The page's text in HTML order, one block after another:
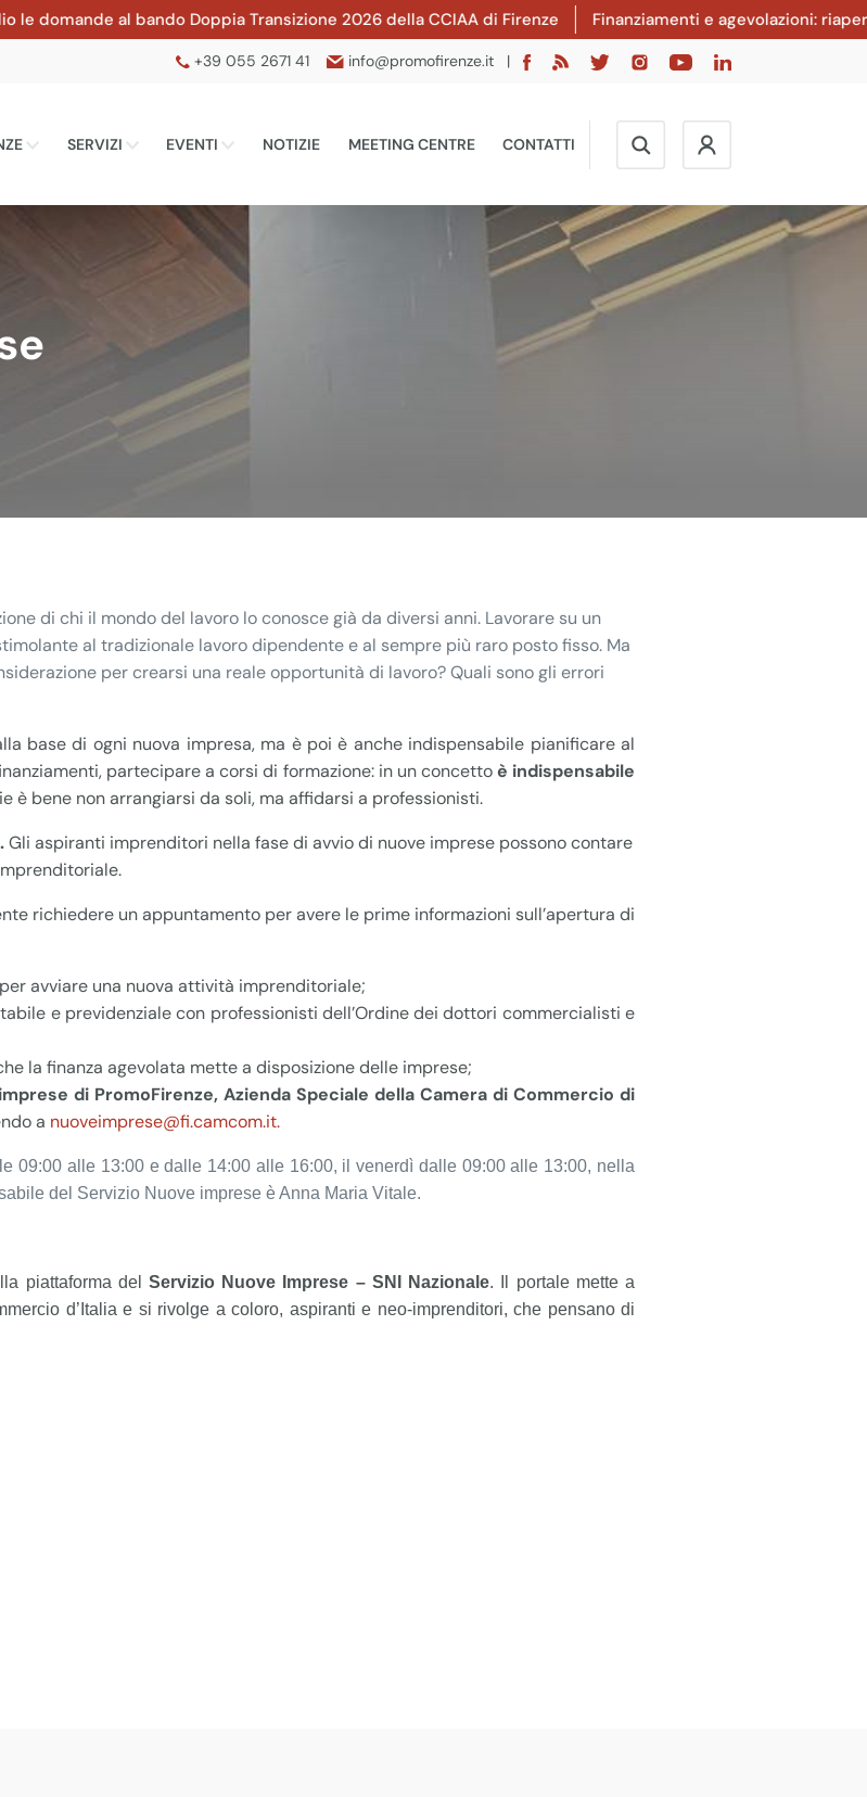
al bando Doppia Transizione 2026 della CCIAA di Firenze Finanziamenti e agevolazioni: riaperto il
+39 055 2671 41 info@promofirenze.it |
SERVIZI EVENTI NOTIZIE MEETING CENTRE CONTATTI
di chi il mondo del lavoro lo conosce già da diversi anni. Lavorare su un
al tradizionale lavoro dipendente e al sempre più raro posto fisso. Ma
per crearsi una reale opportunità di lavoro? Quali sono gli errori
base di ogni nuova impresa, ma è poi è anche indispensabile pianificare al
partecipare a corsi di formazione: in un concettoè indispensabile
è bene non arrangiarsi da soli, ma affidarsi a professionisti.
Gli aspiranti imprenditori nella fase di avvio di nuove imprese possono contare
richiedere un appuntamento per avere le prime informazioni sull’apertura di
avviare una nuova attività imprenditoriale;
e previdenziale con professionisti dell’Ordine dei dottori commercialisti e
la finanza agevolata mette a disposizione delle imprese;
di PromoFirenze, Azienda Speciale della Camera di Commercio di
a nuoveimprese@fi.camcom.it.
09:00 alle 13:00 e dalle 14:00 alle 16:00, il venerdì dalle 09:00 alle 13:00, nella
del Servizio Nuove imprese è Anna Maria Vitale.
piattaforma delServizio Nuove Imprese – SNI Nazionale. Il portale mette a
d’Italia e si rivolge a coloro, aspiranti e neo-imprenditori, che pensano di